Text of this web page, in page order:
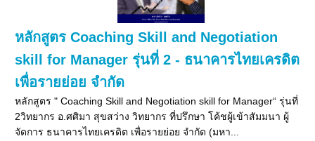
หลักสูตร Coaching Skill and Negotiation
skill for Manager รุ่นที่ 2 - ธนาคารไทยเครดิต
เพื่อรายย่อย จำกัด
หลักสูตร " Coaching Skill and Negotiation skill for Manager“ รุ่นที่
2วิทยากร อ.ศศิมา สุขสว่าง วิทยากร ที่ปรึกษา โค้ชผู้เข้าสัมมนา ผู้
จัดการ ธนาคารไทยเครดิต เพื่อรายย่อย จำกัด (มหา...